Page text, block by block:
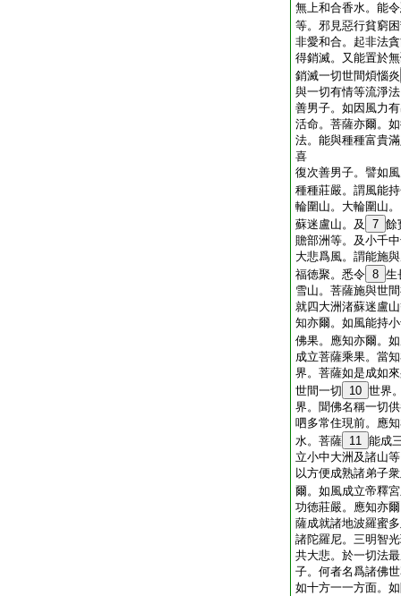
無上和合香水。能
等。邪見惡行貧窮
非愛和合。起非法
得銷滅。又能置於
銷滅一切世間煩惱炎
與一切有情等流淨
善男子。如因風力
活命。菩薩亦爾。
法。能與種種富貴
喜
復次善男子。譬如
種種莊嚴。謂風能
輪圍山。大輪圍山
蘇迷盧山。及
7 餘
贍部洲等。及小千
大悲爲風。謂能施
福徳聚。悉令 8 生
雪山。菩薩施與世
就四大洲渚蘇迷盧
知亦爾。如風能持
佛果。應知亦爾。
成立菩薩乘果。當
界。菩薩如是成如
世間一切
10 世界
界。聞佛名稱一切
呬多常住現前。應
水。菩薩 11 能成
立小中大洲及諸山
以方便成熟諸弟子
爾。如風成立帝釋
功徳莊嚴。應知亦
薩成就諸地波羅蜜
諸陀羅尼。三明智
共大悲。於一切法
子。何者名爲諸佛
如十方一一方面。